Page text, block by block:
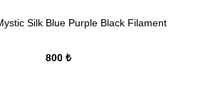
Silk Blue Purple Black Filament
800 ₺